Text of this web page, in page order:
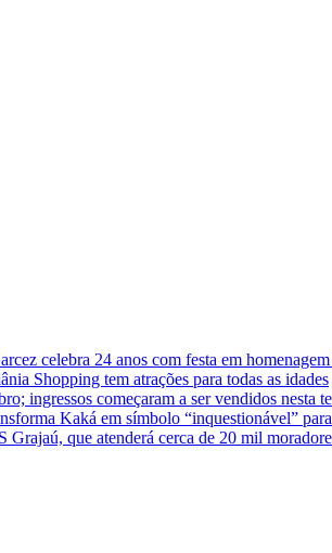
celebra 24 anos com festa em
Shopping tem atrações para todas as idades
ingressos começaram a ser vendidos nesta
Kaká em símbolo “inquestionável”
que atenderá cerca de 20 mil